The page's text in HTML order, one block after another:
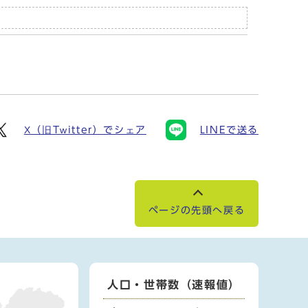
X（旧Twitter）でシェア LINEで送る
ページの先頭へ戻る
人口・世帯数（速報値）